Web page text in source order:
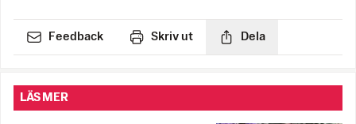
Feedback Skriv ut Dela
LÄS MER